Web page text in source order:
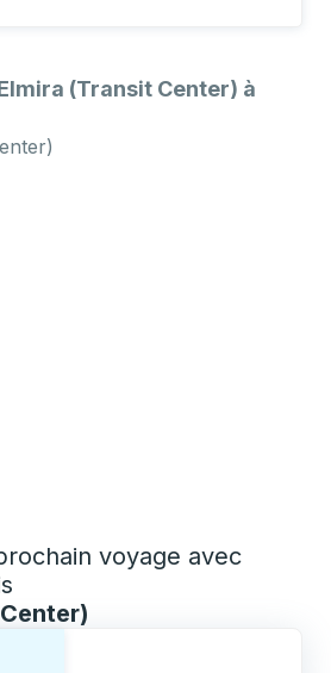
(Transit Center) à
voyage avec